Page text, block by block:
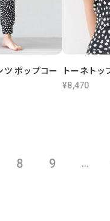
ツ ポップコー
トーネトッ
¥8,470
8 9 ...